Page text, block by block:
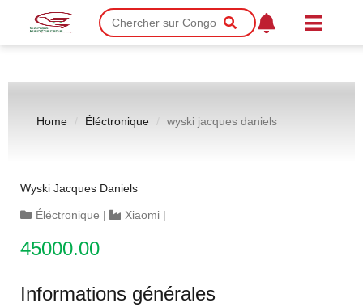
Home Éléctronique wyski jacques daniels
Wyski Jacques Daniels
Éléctronique | Xiaomi |
45000.00
Informations générales